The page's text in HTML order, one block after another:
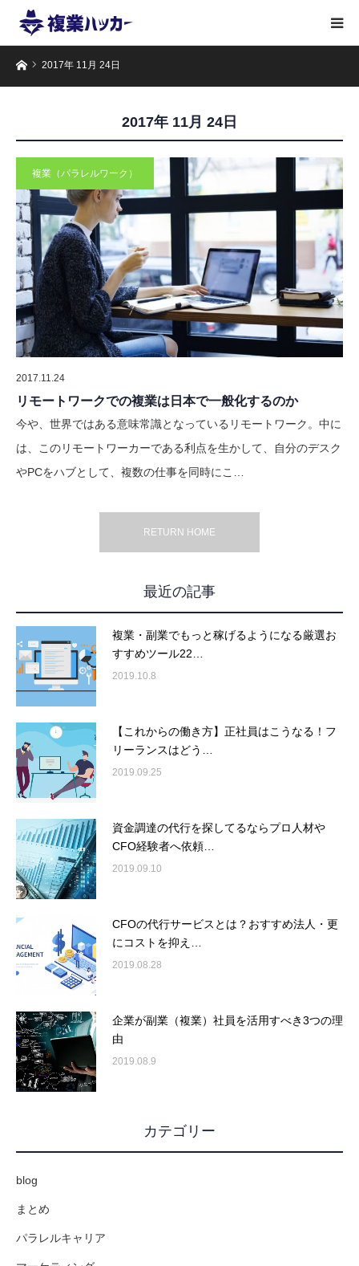
ホーム2017年 11月 24日
2017年 11月 24日
複業（パラレルワーク）
2017.11.24
リモートワークでの複業は日本で一般化するのか
今や、世界ではある意味常識となっているリモートワーク。中に
は、このリモートワーカーである利点を生かして、自分のデスク
やPCをハブとして、複数の仕事を同時にこ…
RETURN HOME
最近の記事
複業・副業でもっと稼げるようになる厳選お
すすめツール22…
2019.10.8
【これからの働き方】正社員はこうなる！フ
リーランスはどう…
2019.09.25
資金調達の代行を探してるならプロ人材や
CFO経験者へ依頼…
2019.09.10
CFOの代行サービスとは？おすすめ法人・更
にコストを抑え…
2019.08.28
企業が副業（複業）社員を活用すべき3つの理
由
2019.08.9
カテゴリー
blog
まとめ
パラレルキャリア